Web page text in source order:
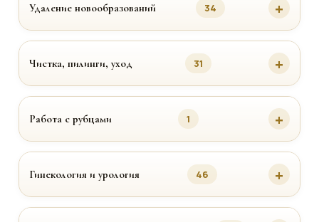
Удаление новообразований 34
Чистка, пилинги, уход 31
Работа с рубцами 1
Гинекология и урология 46